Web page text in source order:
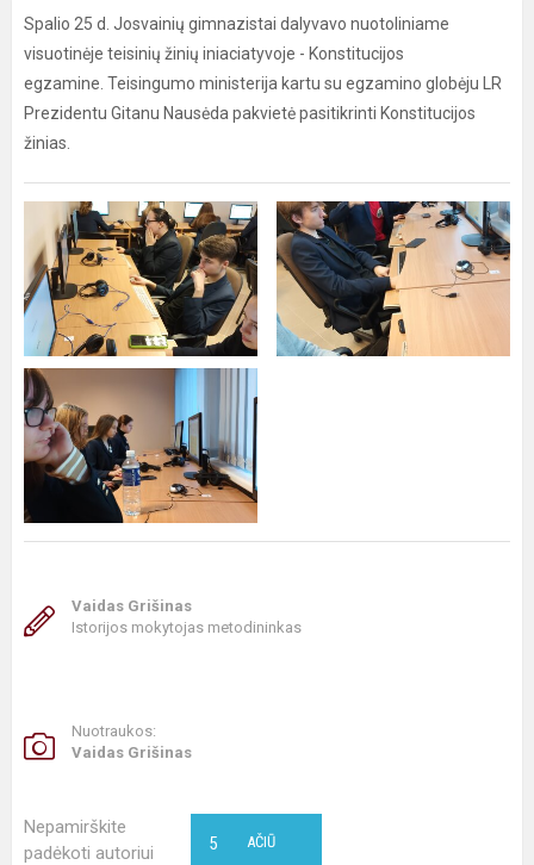
Spalio 25 d. Josvainių gimnazistai dalyvavo nuotoliniame
visuotinėje teisinių žinių iniaciatyvoje - Konstitucijos
egzamine. Teisingumo ministerija kartu su egzamino globėju LR
Prezidentu Gitanu Nausėda pakvietė pasitikrinti Konstitucijos
žinias.
Vaidas Grišinas
Istorijos mokytojas metodininkas
Nuotraukos:
Vaidas Grišinas
Nepamirškite
padėkoti autoriui
AČIŪ
5